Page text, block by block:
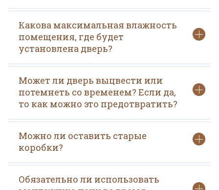
Какова максимальная влажность
помещения, где будет
установлена дверь?
Может ли дверь выцвести или
потемнеть со временем? Если да,
то как можно это предотвратить?
Можно ли оставить старые
коробки?
Обязательно ли использовать